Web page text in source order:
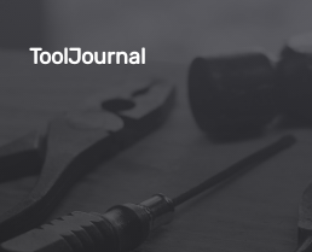
ToolJournal